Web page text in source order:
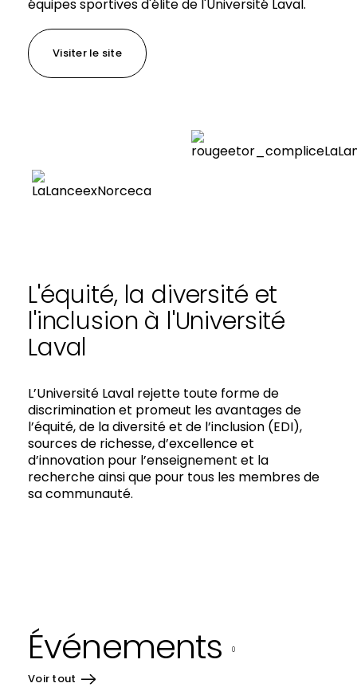
équipes sportives d'élite de l'Université Laval.
Visiter le site
L'équité, la diversité et
l'inclusion à l'Université
Laval
L’Université Laval rejette toute forme de
discrimination et promeut les avantages de
l’équité, de la diversité et de l’inclusion (EDI),
sources de richesse, d’excellence et
d’innovation pour l’enseignement et la
recherche ainsi que pour tous les membres de
sa communauté.
Événements 0
Voir tout